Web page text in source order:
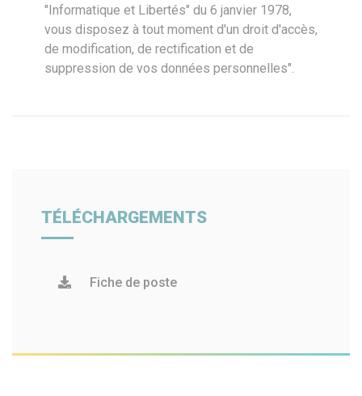
"Informatique et Libertés" du 6 janvier 1978,
vous disposez à tout moment d'un droit d'accès,
de modification, de rectification et de
suppression de vos données personnelles".
TÉLÉCHARGEMENTS
Fiche de poste